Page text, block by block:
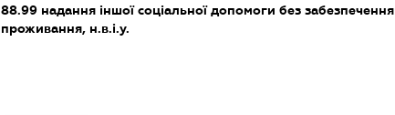
88.99 надання іншої соціальної допомоги без забезпечення
проживання, н.в.і.у.